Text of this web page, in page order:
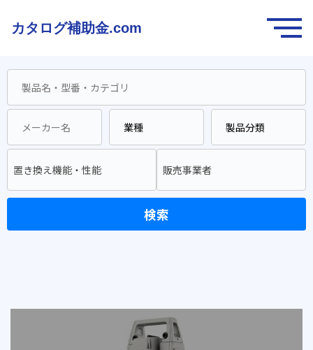
カタログ補助金.com
置き換え機能・性能 販売事業者
検索